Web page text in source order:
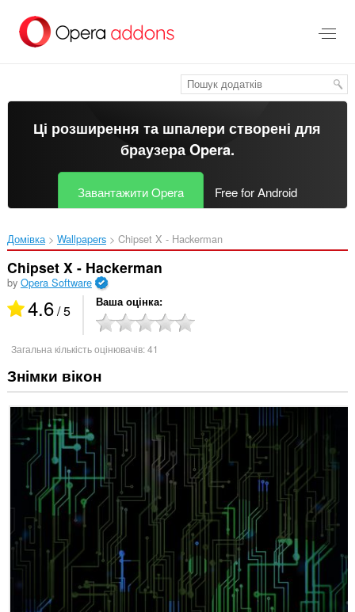
основного
Ці розширення та шпалери створені для
браузера Opera.
Завантажити Opera Free for Android
Домівка Wallpapers Chipset X - Hackerman‎
Chipset X - Hackerman
by Opera Software
4.6/ 5 Ваша оцінка
Загальна кількість оцінювачів:41
Знімки вікон